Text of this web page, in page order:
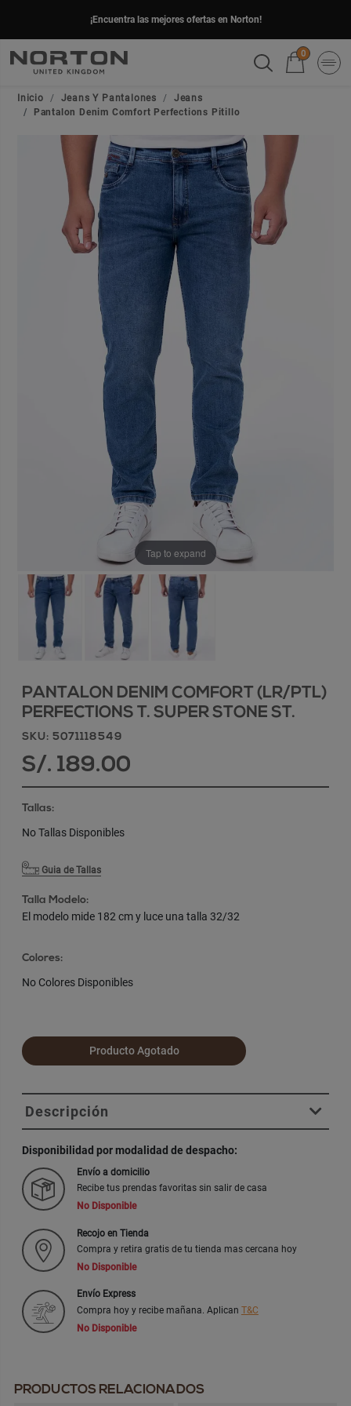
¡Encuentra las mejores ofertas en Norton!
0
Inicio Jeans Y Pantalones
Jeans
Pantalon Denim Comfort Perfections Pitillo
Tap to expand
PANTALON DENIM COMFORT (LR/PTL)
PERFECTIONS T. SUPER STONE ST.
SKU: 5071118549
S/. 189.00
Tallas:
No Tallas Disponibles
Guia de Tallas
Talla Modelo:
El modelo mide 182 cm y luce una talla 32/32
Colores:
No Colores Disponibles
Producto Agotado
Descripción
Disponibilidad por modalidad de despacho:
Envío a domicilio
Recibe tus prendas favoritas sin salir de casa
No Disponible
Recojo en Tienda
Compra y retira gratis de tu tienda mas cercana hoy
No Disponible
Envío Express
Compra hoy y recibe mañana. Aplican T&C
No Disponible
PRODUCTOS RELACIONADOS